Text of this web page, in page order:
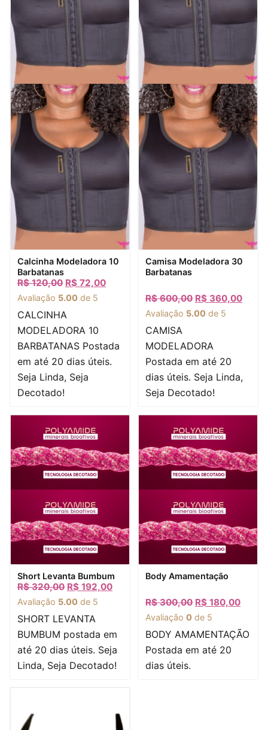
Visualização rápida
Calcinha Modeladora 10
Barbatanas
R$120,00 R$ 72,00
Avaliação 5.00 de 5
CALCINHA
MODELADORA 10
BARBATANAS Postada
em até 20 dias úteis.
Seja Linda, Seja
Decotado!
Visualização rápida
Camisa Modeladora 30
Barbatanas
R$600,00 R$ 360,00
Avaliação 5.00 de 5
CAMISA
MODELADORA
Postada em até 20
dias úteis. Seja Linda,
Seja Decotado!
Visualização rápida
Short Levanta Bumbum
R$320,00 R$ 192,00
Avaliação 5.00 de 5
SHORT LEVANTA
BUMBUM postada em
até 20 dias úteis. Seja
Linda, Seja Decotado!
Visualização rápida
Body Amamentação
R$300,00 R$ 180,00
Avaliação 0 de 5
BODY AMAMENTAÇÃO
Postada em até 20
dias úteis.